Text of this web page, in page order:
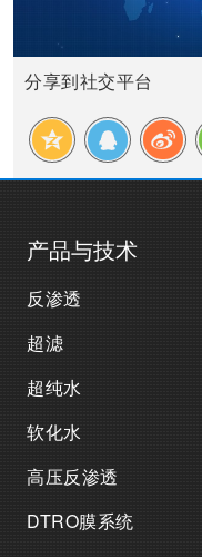
分享到社交平台
产品与技术
反渗透
超滤
超纯水
软化水
高压反渗透
DTRO膜系统